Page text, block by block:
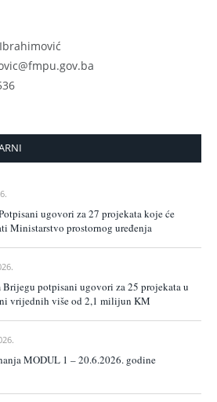
ugovori za 27 projekata koje će
Ministarstvo prostornog uređenja
Brijegu potpisani ugovori za 25 projekata u
vrijednih više od 2,1 milijun KM
MODUL 1 – 20.6.2026. godine